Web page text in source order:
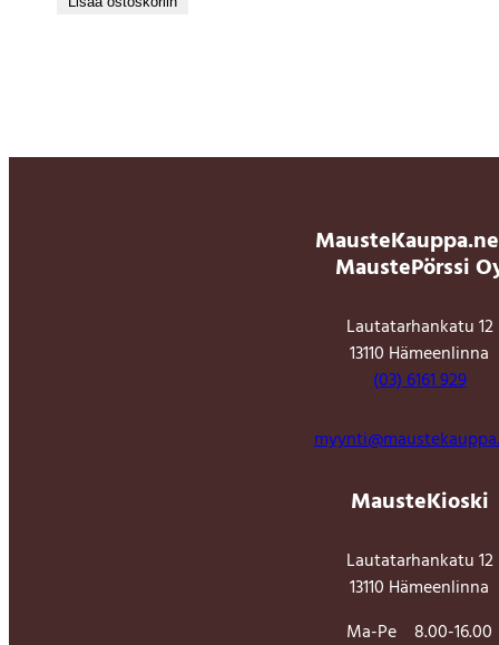
MaustePörssi
Lautatarhankatu 12
13110 Hämeenlinna
(03) 6161 929
MausteKioski
Lautatarhankatu 12
13110 Hämeenlinna
Ma-Pe
8.00-16.00